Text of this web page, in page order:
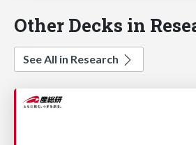
Other Decks in
See All in Research